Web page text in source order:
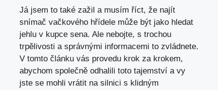
Já jsem to také zažil a musím říct, že najít
snímač vačkového hřídele může být jako hledat
jehlu v kupce sena. Ale nebojte, s trochou
trpělivosti a správnými informacemi to zvládnete.
V tomto článku vás provedu krok za krokem,
abychom společně odhalili toto tajemství a vy
jste se mohli vrátit na silnici s klidným